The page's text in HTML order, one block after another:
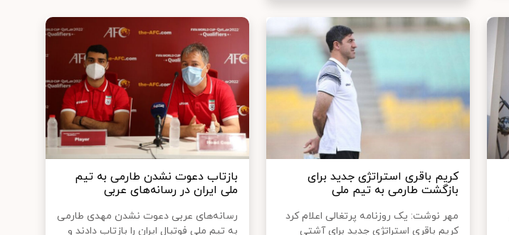
کریم باقری استراتژی جدید برای
بازگشت طارمی به تیم ملی
مهر نوشت: یک روزنامه پرتغالی اعلام کرد
کریم باقری استراتژی جدید برای آشتی
بازتاب دعوت نشدن طارمی به تیم
ملی ایران در رسانه‌های عربی
رسانه‌های عربی دعوت نشدن مهدی طارمی
به تیم ملی فوتبال ایران را بازتاب دادند و